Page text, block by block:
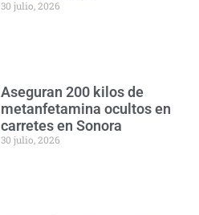
30 julio, 2026
Aseguran 200 kilos de
metanfetamina ocultos en
carretes en Sonora
30 julio, 2026